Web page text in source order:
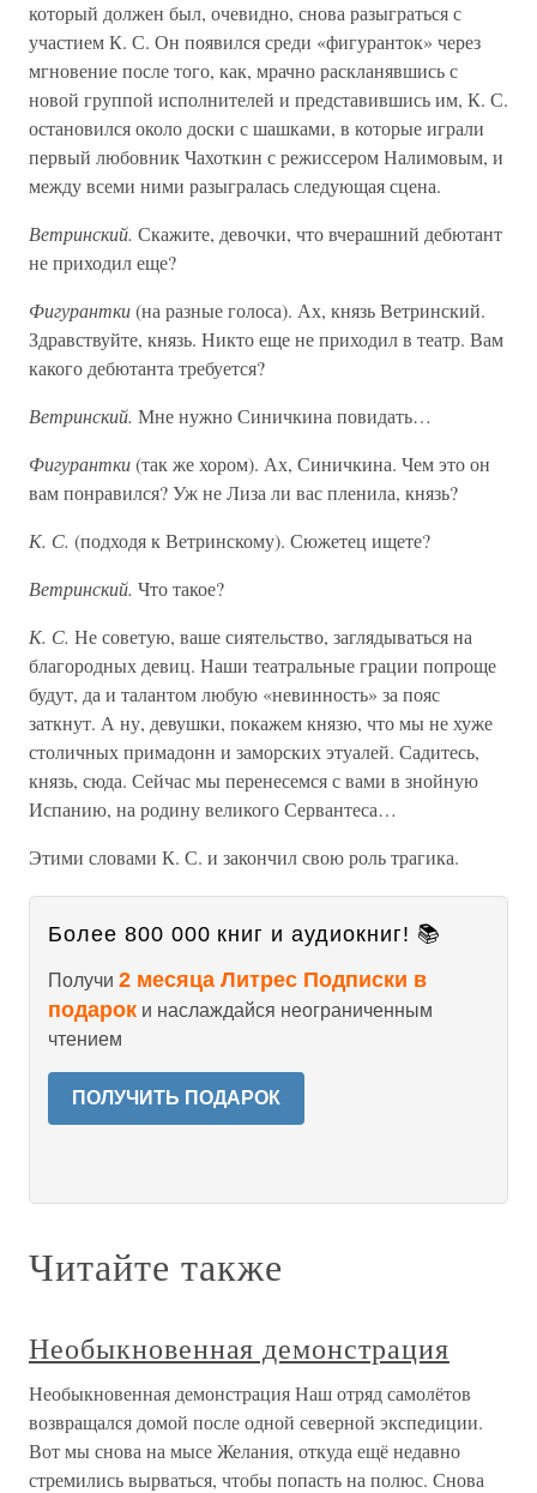
который должен был, очевидно, снова разыграться с
участием К. С. Он появился среди «фигуранток» через
мгновение после того, как, мрачно раскланявшись с
новой группой исполнителей и представившись им, К. С.
остановился около доски с шашками, в которые играли
первый любовник Чахоткин с режиссером Налимовым, и
между всеми ними разыгралась следующая сцена.
Ветринский. Скажите, девочки, что вчерашний дебютант
не приходил еще?
Фигурантки(на разные голоса). Ах, князь Ветринский.
Здравствуйте, князь. Никто еще не приходил в театр. Вам
какого дебютанта требуется?
Ветринский. Мне нужно Синичкина повидать…
Фигурантки(так же хором). Ах, Синичкина. Чем это он
вам понравился? Уж не Лиза ли вас пленила, князь?
К. С. (подходя к Ветринскому). Сюжетец ищете?
Ветринский. Что такое?
К. С. Не советую, ваше сиятельство, заглядываться на
благородных девиц. Наши театральные грации попроще
будут, да и талантом любую «невинность» за пояс
заткнут. А ну, девушки, покажем князю, что мы не хуже
столичных примадонн и заморских этуалей. Садитесь,
князь, сюда. Сейчас мы перенесемся с вами в знойную
Испанию, на родину великого Сервантеса…
Этими словами К. С. и закончил свою роль трагика.
Более 800 000 книг и аудиокниг! 📚
Получи 2 месяца Литрес Подписки в
подарок и наслаждайся неограниченным
чтением
ПОЛУЧИТЬ ПОДАРОК
Читайте также
Необыкновенная демонстрация
Необыкновенная демонстрация Наш отряд самолётов
возвращался домой после одной северной экспедиции.
Вот мы снова на мысе Желания, откуда ещё недавно
стремились вырваться, чтобы попасть на полюс. Снова